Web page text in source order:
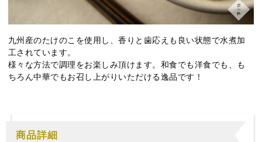
九州産のたけのこを使用し、香りと歯応えも良い状態で水煮加
工されています。
様々な方法で調理をお楽しみ頂けます。和食でも洋食でも、も
ちろん中華でもお召し上がりいただける逸品です！
商品詳細